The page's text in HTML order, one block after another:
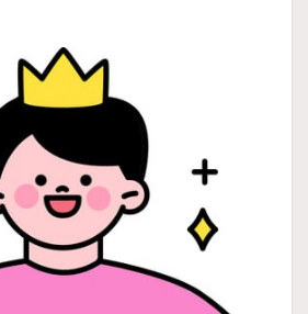
marketing plans, emails
nonstop
to buy now
#ChatGPTSubscription
#AIForStudents
#DigitalMarketingAI